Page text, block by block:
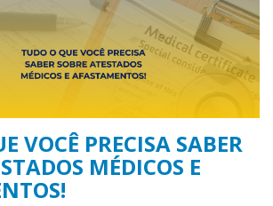
VOCÊ PRECISA SABER
MÉDICOS E